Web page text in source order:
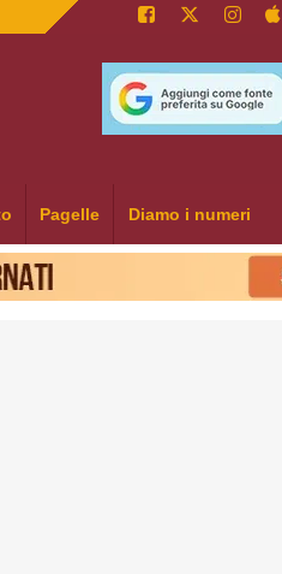
Pagelle Diamo i numeri